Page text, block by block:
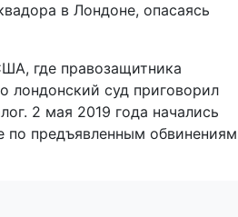
в Лондоне, опасаясь
где правозащитника
лондонский суд приговорил
2 мая 2019 года начались
по предъявленным обвинениям